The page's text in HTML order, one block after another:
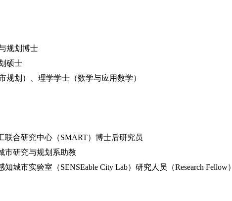
规划博士
硕士
规划）、理学学士（数学与应用数学）
联合研究中心（SMART）博士后研究员
市研究与规划系助教
城市实验室（SENSEable City Lab）研究人员（Research Fellow）